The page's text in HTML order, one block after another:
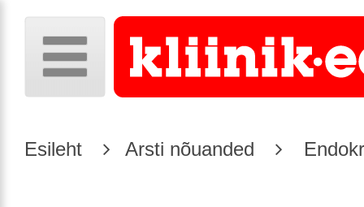
Esileht Arsti nõuanded